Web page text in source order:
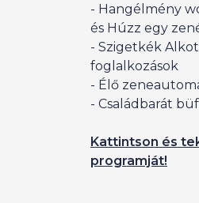
- Hangélmény
és Húzz egy
- Szigetkék
foglalkozások
- Élő
- Családbarát
Kattintson és
programját!